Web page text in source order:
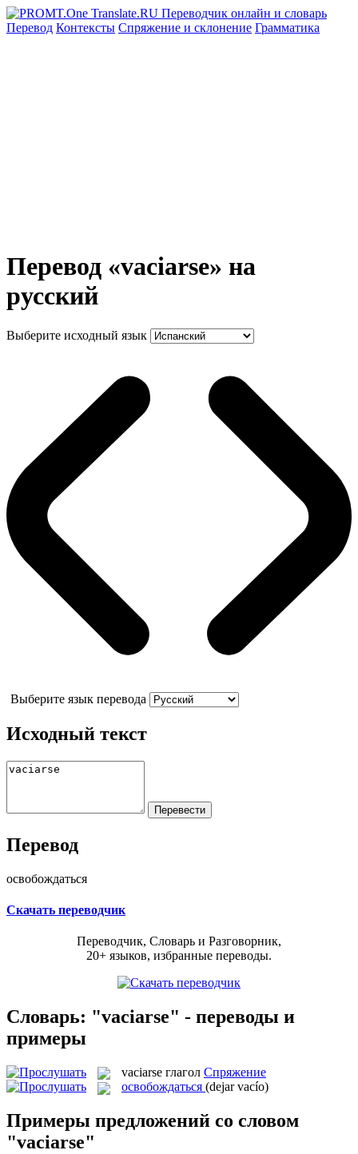
Перевод Контексты Спряжение и склонение Грамматика
Перевод «vaciarse» на
русский
Выберите исходный язык
Выберите язык перевода
Исходный текст
Перевод
освобождаться
Скачать переводчик
Переводчик, Словарь и Разговорник,
20+ языков, избранные переводы.
Словарь: "vaciarse" - переводы и
примеры
vaciarse глагол Спряжение
освобождаться (dejar vacío)
Примеры предложений со словом
"vaciarse"